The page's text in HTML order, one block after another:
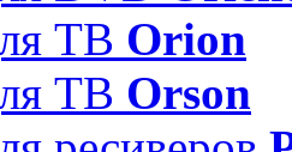
ТВ Orion
ТВ Orson